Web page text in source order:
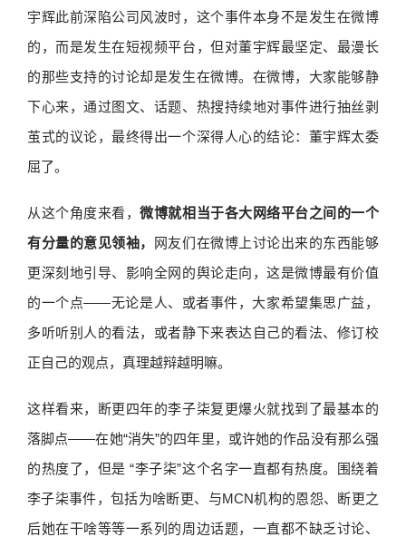
宇辉此前深陷公司风波时，这个事件本身不是发生在微博
的，而是发生在短视频平台，但对董宇辉最坚定、最漫长
的那些支持的讨论却是发生在微博。在微博，大家能够静
下心来，通过图文、话题、热搜持续地对事件进行抽丝剥
茧式的议论，最终得出一个深得人心的结论：董宇辉太委
屈了。
从这个角度来看，微博就相当于各大网络平台之间的一个
有分量的意见领袖，
网友们在微博上讨论出来的东西能够
更深刻地引导、影响全网的舆论走向，这是微博最有价值
的一个点——无论是人、或者事件，大家希望集思广益，
多听听别人的看法，或者静下来表达自己的看法、修订校
正自己的观点，真理越辩越明嘛。
这样看来，断更四年的李子柒复更爆火就找到了最基本的
落脚点——在她“消失”的四年里，或许她的作品没有那么强
的热度了，但是 “李子柒”这个名字一直都有热度。围绕着
李子柒事件，包括为啥断更、与MCN机构的恩怨、断更之
后她在干啥等等一系列的周边话题，一直都不缺乏讨论、